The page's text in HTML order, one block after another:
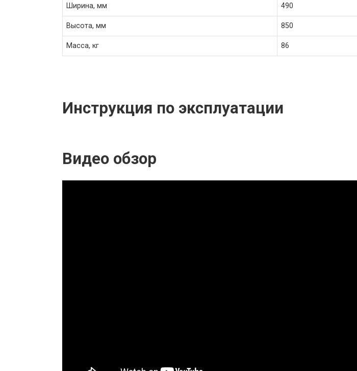
Ширина, мм 490
Высота, мм 850
Масса, кг 86
Инструкция по эксплуатации
Видео обзор